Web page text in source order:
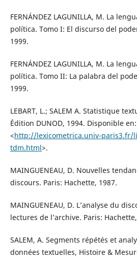
FERNÁNDEZ LAGUNILLA, M. La
política. Tomo I: El discurso del
1999.
FERNÁNDEZ LAGUNILLA, M. La
política. Tomo II: La palabra del
1999.
LEBART, L.; SALEM A. Statistique
Édition DUNOD, 1994. Disponible en:
<http://lexicometrica.univ-paris3.fr/
tdm.html>.
MAINGUENEAU, D. Nouvelles
discours. Paris: Hachette, 1987.
MAINGUENEAU, D. L’analyse du
lectures de l’archive. Paris:
SALEM, A. Segments répétés et
données textuelles, Histoire &